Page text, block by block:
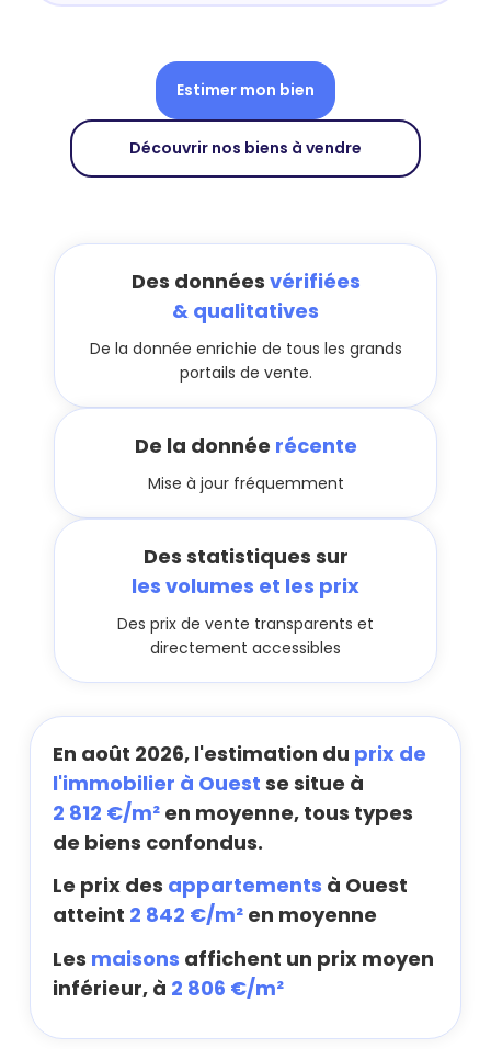
Estimer mon bien
Découvrir nos biens à vendre
Des données vérifiées
& qualitatives
De la donnée enrichie de tous les grands
portails de vente.
De la donnée récente
Mise à jour fréquemment
Des statistiques sur
les volumes et les prix
Des prix de vente transparents et
directement accessibles
En août 2026, l'estimation du prix de
l'immobilier à Ouest se situe à
2 812 €/m² en moyenne, tous types
de biens confondus.
Le prix des appartements à Ouest
atteint 2 842 €/m² en moyenne
Les maisons affichent un prix moyen
inférieur, à 2 806 €/m²